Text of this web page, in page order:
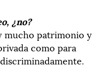
¿no?
mucho patrimonio y
como para